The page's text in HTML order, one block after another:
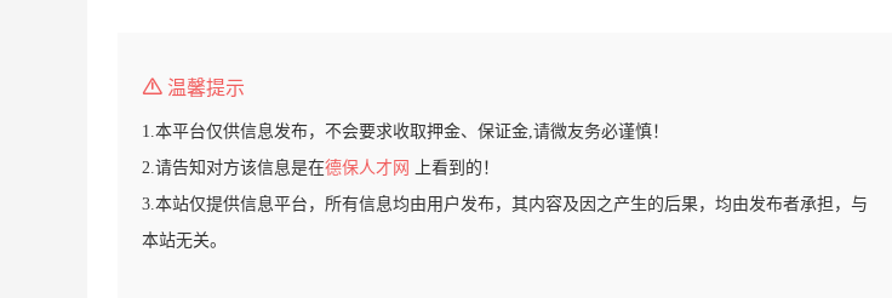
温馨提示
1.本平台仅供信息发布，不会要求收取押金、保证金,请微友务必谨慎！
2.请告知对方该信息是在德保人才网
上看到的！
3.本站仅提供信息平台，所有信息均由用户发布，其内容及因之产生的后果，均由发布者承担，与
本站无关。